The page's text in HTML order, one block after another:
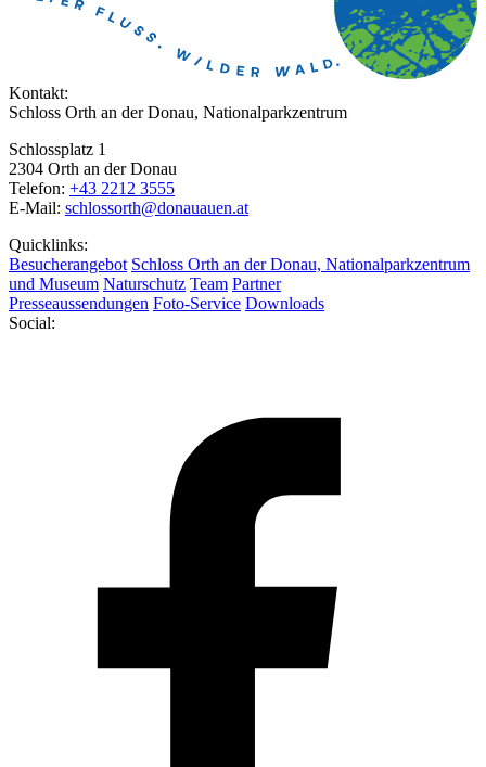
Kontakt:
Schloss Orth an der Donau, Nationalparkzentrum
Schlossplatz 1
2304 Orth an der Donau
Telefon: +43 2212 3555
E-Mail: schlossorth@donauauen.at
Quicklinks:
Besucherangebot Schloss Orth an der Donau, Nationalparkzentrum
und Museum Naturschutz Team Partner
Presseaussendungen Foto-Service Downloads
Social: